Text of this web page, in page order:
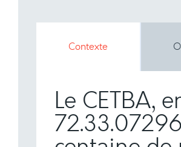
Contexte
Le CETBA,